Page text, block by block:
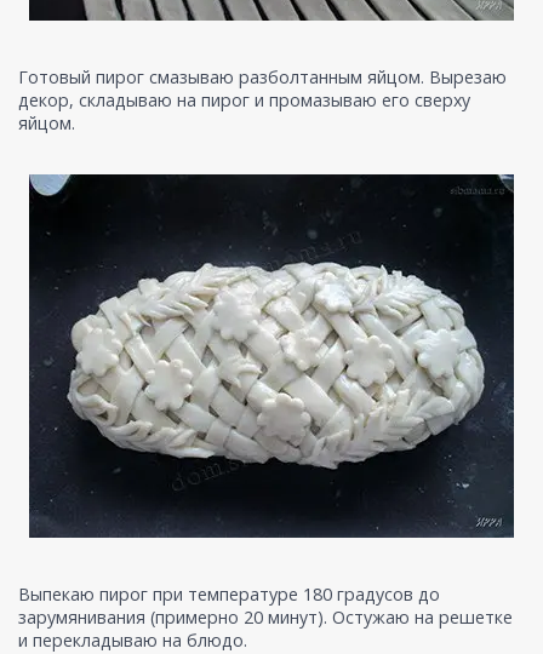
Готовый пирог смазываю разболтанным яйцом. Вырезаю
декор, складываю на пирог и промазываю его сверху
яйцом.
Выпекаю пирог при температуре 180 градусов до
зарумянивания (примерно 20 минут). Остужаю на решетке
и перекладываю на блюдо.